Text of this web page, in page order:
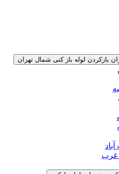
بازکردن لوله باز کنی شمال تهران
غرب